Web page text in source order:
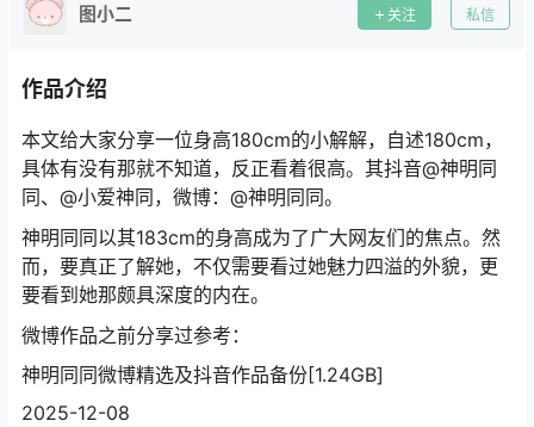
图小二 关注 私信
作品介绍
本文给大家分享一位身高180cm的小解解，自述180cm，
具体有没有那就不知道，反正看着很高。其抖音@神明同
同、@小爱神同，微博：@神明同同。
神明同同以其183cm的身高成为了广大网友们的焦点。然
而，要真正了解她，不仅需要看过她魅力四溢的外貌，更
要看到她那颇具深度的内在。
微博作品之前分享过参考：
神明同同微博精选及抖音作品备份[1.24GB]
2025-12-08